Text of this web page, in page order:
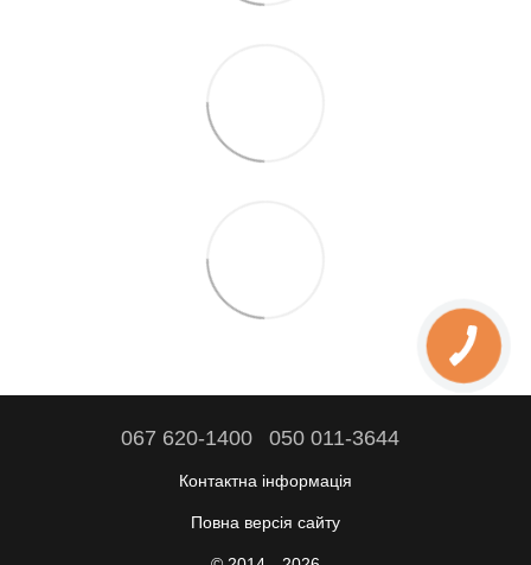
067 620-1400 050 011-3644
Контактна інформація
Повна версія сайту